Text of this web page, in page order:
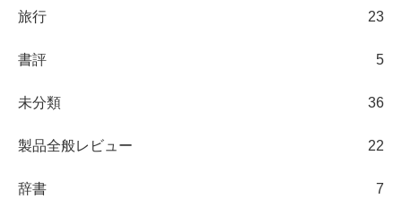
旅行 23
書評 5
未分類 36
製品全般レビュー 22
辞書 7